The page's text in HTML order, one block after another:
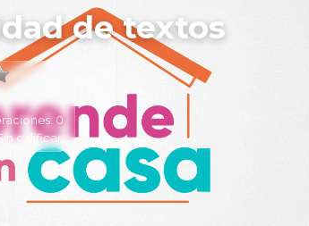
de textos
0
calificar